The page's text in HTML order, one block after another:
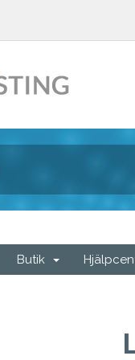
Butik